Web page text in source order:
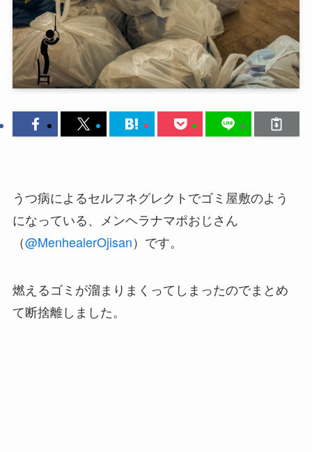
うつ病によるセルフネグレクトでゴミ屋敷のよう
になっている、メンヘラナマポおじさん
（@MenhealerOjisan）です。
燃えるゴミが溜まりまくってしまったのでまとめ
て断捨離しました。